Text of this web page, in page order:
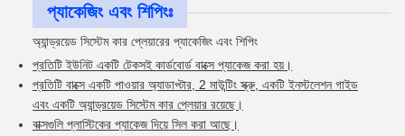
প্যাকেজিং এবং শিপিংঃ
অ্যান্ড্রয়েড সিস্টেম কার প্লেয়ারের প্যাকেজিং এবং শিপিং
প্রতিটি ইউনিট একটি টেকসই কার্ডবোর্ড বাক্সে প্যাকেজ করা হয়।
প্রতিটি বাক্সে একটি পাওয়ার অ্যাডাপ্টার, 2 মাউন্টিং স্ক্রু, একটি ইনস্টলেশন গাইড
এবং একটি অ্যান্ড্রয়েড সিস্টেম কার প্লেয়ার রয়েছে।
বাক্সগুলি প্লাস্টিকের প্যাকেজ দিয়ে সিল করা আছে।